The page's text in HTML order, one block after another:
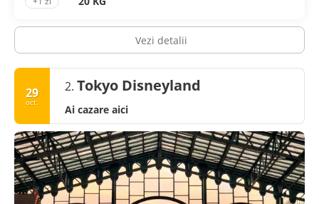
Vezi detalii
29
oct.
2. Tokyo Disneyland
Ai cazare aici